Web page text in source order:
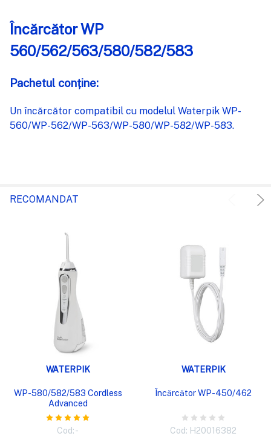
SELECTEAZĂ
TOT
ADAUGĂ
Încărcător WP
560/562/563/580/582/583
Pachetul conține:
Un încărcător compatibil cu modelul Waterpik WP-
560/WP-562/WP-563/WP-580/WP-582/WP-583.
RECOMANDAT
WATERPIK
WP-580/582/583 Cordless
Advanced
Cod: -
WATERPIK
Încărcător WP-450/462
Cod: H20016382